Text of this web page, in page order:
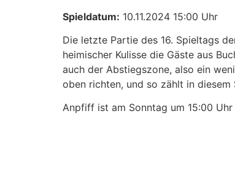
Spieldatum: 10.11.2024 15:00 Uhr
Die letzte Partie des 16. Spieltags
heimischer Kulisse die Gäste aus
auch der Abstiegszone, also ein
oben richten, und so zählt in diesem
Anpfiff ist am Sonntag um 15:00 Uhr